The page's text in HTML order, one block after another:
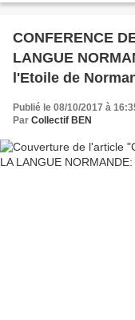
CONFERENCE
LANGUE
l'Etoile de
Publié le 08/10/2017 à
Par Collectif BEN